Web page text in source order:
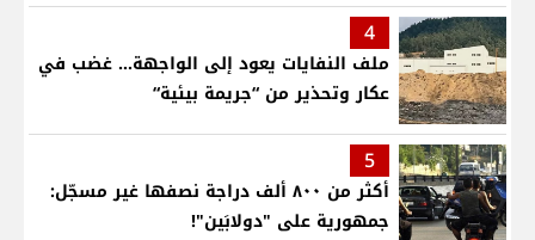
4
ملف النفايات يعود إلى الواجهة… غضب في
عكار وتحذير من “جريمة بيئية“
5
أكثر من ٨٠٠ ألف دراجة نصفها غير مسجّل:
جمهورية على "دولابَين"!